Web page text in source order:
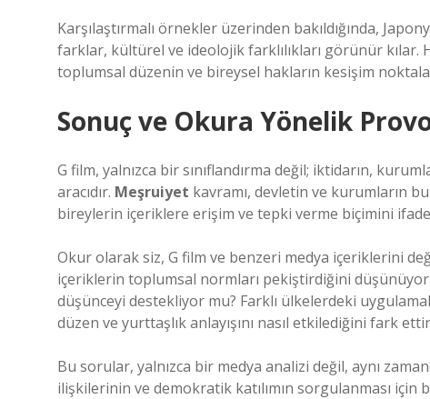
Karşılaştırmalı örnekler üzerinden bakıldığında,
farklar, kültürel ve ideolojik farklılıkları görünür kılar.
toplumsal düzenin ve bireysel hakların kesişim
Sonuç ve Okura Yönelik
G film, yalnızca bir sınıflandırma değil; iktidarın,
aracıdır. Meşruiyet kavramı, devletin ve kurumların
bireylerin içeriklere erişim ve tepki verme biçimini
Okur olarak siz, G film ve benzeri medya içeriklerini
içeriklerin toplumsal normları pekiştirdiğini
düşünceyi destekliyor mu? Farklı ülkelerdeki
düzen ve yurttaşlık anlayışını nasıl etkilediğini fark
Bu sorular, yalnızca bir medya analizi değil, aynı
ilişkilerinin ve demokratik katılımın sorgulanması